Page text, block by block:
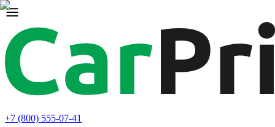
+7 (800) 555-07-41